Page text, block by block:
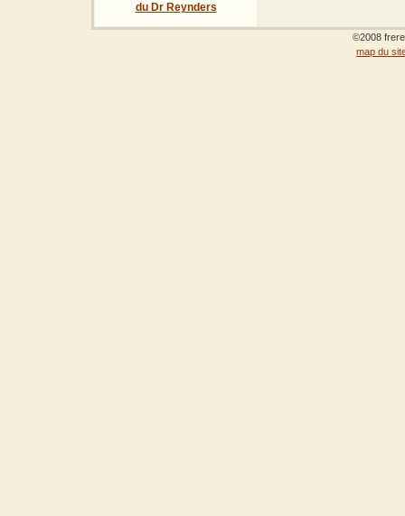
du Dr Reynders
©2008
map du